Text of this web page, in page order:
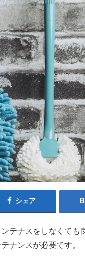
シェア
テナスをしなくて
ナンスが必要です。